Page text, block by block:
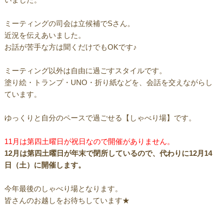
ミーティングの司会は立候補でSさん。
近況を伝えあいました。
お話が苦手な方は聞くだけでもOKです♪
ミーティング以外は自由に過ごすスタイルです。
塗り絵・トランプ・UNO・折り紙などを、会話を交えながらし
ています。
ゆっくりと自分のペースで過ごせる【しゃべり場】です。
11月は第四土曜日が祝日なので開催がありません。
12月は第四土曜日が年末で閉所しているので、代わりに12月14
日（土）に開催します。
今年最後のしゃべり場となります。
皆さんのお越しをお待ちしています★